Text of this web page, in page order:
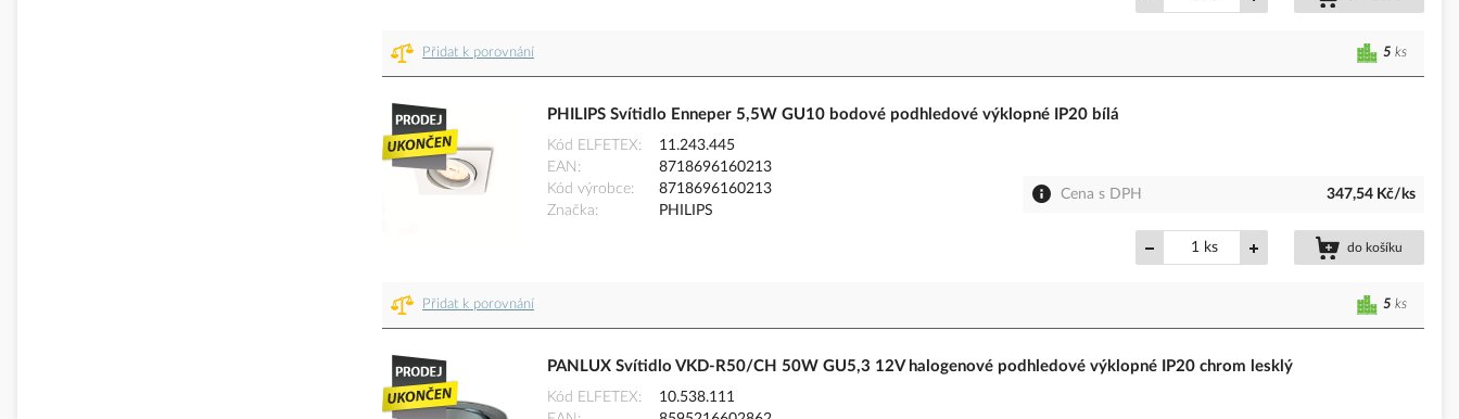
Přidat k porovnání 5 ks
PHILIPS Svítidlo Enneper 5,5W GU10 bodové podhledové výklopné IP20 bílá
Kód ELFETEX
11.243.445
EAN
8718696160213
Kód výrobce
8718696160213
Značka
PHILIPS
Cena s DPH 347,54 Kč/ks
ks do košíku
Přidat k porovnání 5 ks
PANLUX Svítidlo VKD-R50/CH 50W GU5,3 12V halogenové podhledové výklopné IP20 chrom lesklý
Kód ELFETEX
10.538.111